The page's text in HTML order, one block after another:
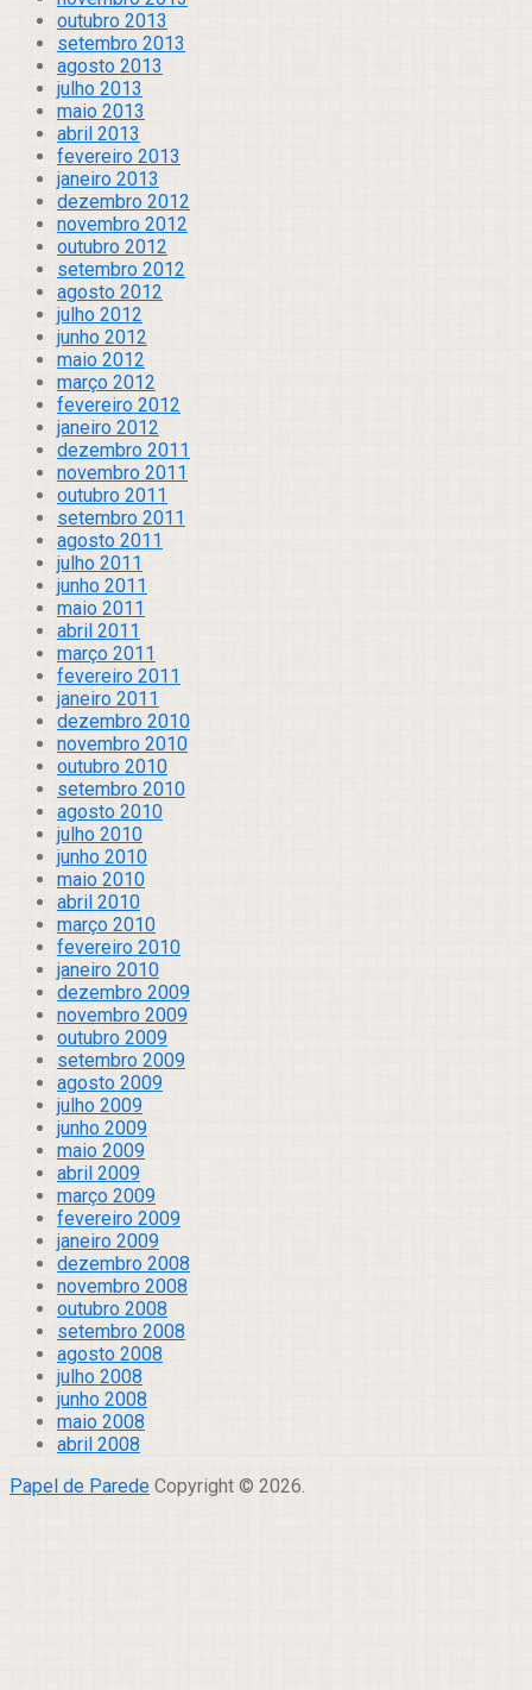
outubro 2013
setembro 2013
agosto 2013
julho 2013
maio 2013
abril 2013
fevereiro 2013
janeiro 2013
dezembro 2012
novembro 2012
outubro 2012
setembro 2012
agosto 2012
julho 2012
junho 2012
maio 2012
março 2012
fevereiro 2012
janeiro 2012
dezembro 2011
novembro 2011
outubro 2011
setembro 2011
agosto 2011
julho 2011
junho 2011
maio 2011
abril 2011
março 2011
fevereiro 2011
janeiro 2011
dezembro 2010
novembro 2010
outubro 2010
setembro 2010
agosto 2010
julho 2010
junho 2010
maio 2010
abril 2010
março 2010
fevereiro 2010
janeiro 2010
dezembro 2009
novembro 2009
outubro 2009
setembro 2009
agosto 2009
julho 2009
junho 2009
maio 2009
abril 2009
março 2009
fevereiro 2009
janeiro 2009
dezembro 2008
novembro 2008
outubro 2008
setembro 2008
agosto 2008
julho 2008
junho 2008
maio 2008
abril 2008
Papel de Parede Copyright © 2026.